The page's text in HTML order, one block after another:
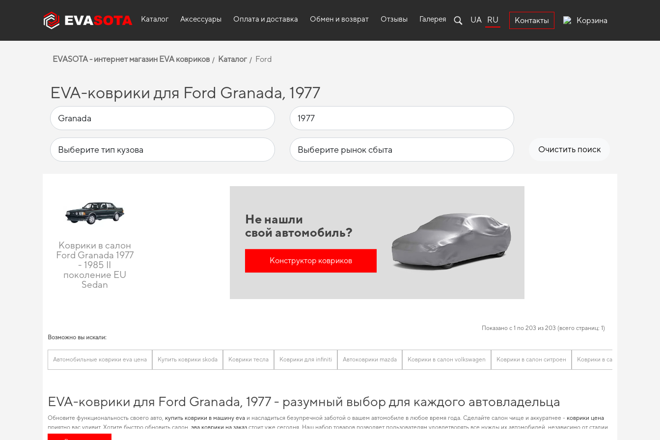
Каталог Аксессуары Оплата и доставка Обмен и возврат Отзывы Галерея UA RU Контакты Корзина
EVASOTA - интернет магазин EVA ковриков Каталог Ford
EVA-коврики для Ford Granada, 1977
Очистить поиск
Коврики в салон
Ford Granada 1977
- 1985 II
поколение EU
Sedan
Не нашли
свой автомобиль?
Конструктор ковриков
Показано с 1 по 203 из 203 (всего страниц: 1)
Возможно вы искали:
Автомобильные коврики eva цена Купить коврики skoda Коврики тесла Коврики для infiniti Автоковрики mazda Коврики в салон volkswagen Коврики в салон ситроен Коврики в салон бмв
EVA-коврики для Ford Granada, 1977 - разумный выбор для каждого автовладельца
Обновите функциональность своего авто, купить коврики в машину eva и насладиться безупречной заботой о вашем автомобиле в любое время года. Сделайте салон чище и аккуратнее - коврики цена
приятно вас удивит. Хотите быстро обновить салон, эва коврики на заказ стоит уже сегодня. Наш набор товаров позволяет пользователям удовлетворять все нужды их автомобилей, независимо от стадии